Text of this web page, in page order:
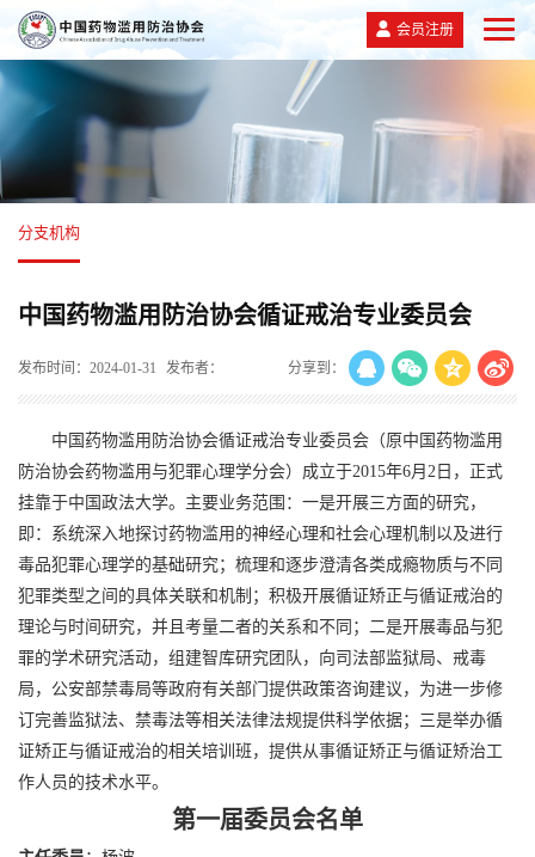
会员注册
分支机构
中国药物滥用防治协会循证戒治专业委员会
发布时间：2024-01-31 发布者： 分享到：
中国药物滥用防治协会循证戒治专业委员会（原中国药物滥用
防治协会药物滥用与犯罪心理学分会）成立于2015年6月2日，正式
挂靠于中国政法大学。主要业务范围：一是开展三方面的研究，
即：系统深入地探讨药物滥用的神经心理和社会心理机制以及进行
毒品犯罪心理学的基础研究；梳理和逐步澄清各类成瘾物质与不同
犯罪类型之间的具体关联和机制；积极开展循证矫正与循证戒治的
理论与时间研究，并且考量二者的关系和不同；二是开展毒品与犯
罪的学术研究活动，组建智库研究团队，向司法部监狱局、戒毒
局，公安部禁毒局等政府有关部门提供政策咨询建议，为进一步修
订完善监狱法、禁毒法等相关法律法规提供科学依据；三是举办循
证矫正与循证戒治的相关培训班，提供从事循证矫正与循证矫治工
作人员的技术水平。
第一届委员会名单